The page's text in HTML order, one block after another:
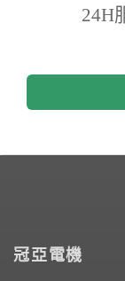
24H
冠亞電機